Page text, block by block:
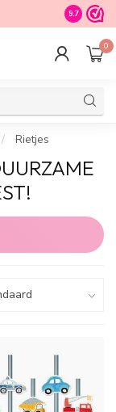
STORE in
9.7
0
/ Rietjes